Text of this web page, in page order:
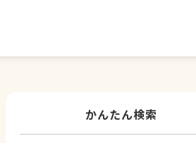
かんたん検索